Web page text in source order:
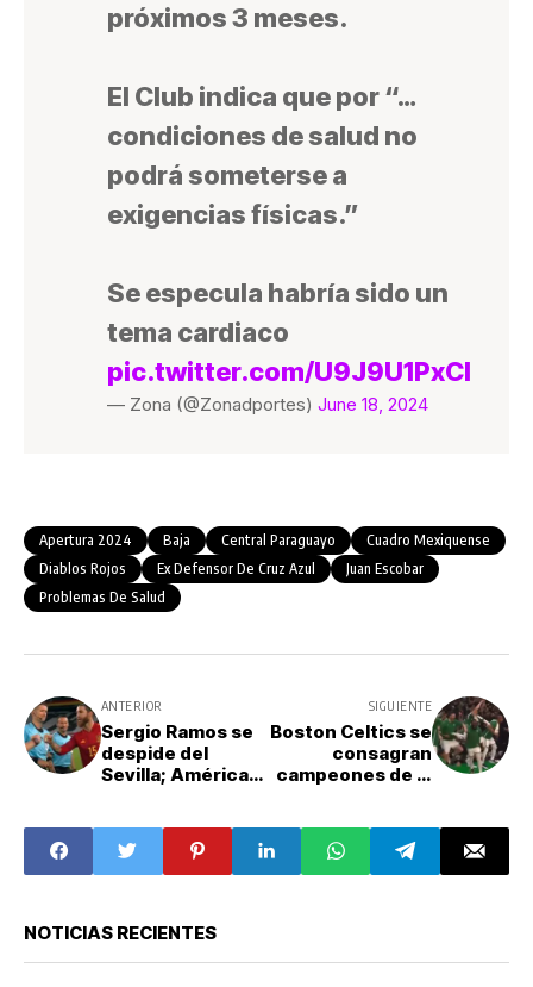
próximos 3 meses.
El Club indica que por “…
condiciones de salud no
podrá someterse a
exigencias físicas.”
Se especula habría sido un
tema cardiaco
pic.twitter.com/U9J9U1PxCl
— Zona (@Zonadportes) June 18, 2024
Apertura 2024 Baja Central Paraguayo
Cuadro Mexiquense
Diablos Rojos
Ex Defensor De Cruz Azul
Juan Escobar
Problemas De Salud
ANTERIOR
Sergio Ramos se
despide del
Sevilla; América
2024
SIGUIENTE
Boston Celtics se
consagran
campeones de la
Mavericks
NOTICIAS RECIENTES